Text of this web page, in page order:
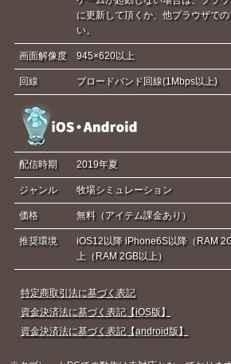
に更新して頂くか、他ブラウザで
い。
画面解像度 945×620以上
回線 ブロードバンド回線(1Mbps以上)
配信時期 2019年夏
ジャンル 牧場シミュレーション
価格 無料（アイテム課金あり）
推奨環境
iOS12以降 iPhone6S以降（RAM
上（RAM 2GB以上）
特定商取引法に基づく表記
資金決済法に基づく表記【iOS版】
資金決済法に基づく表記【android版】